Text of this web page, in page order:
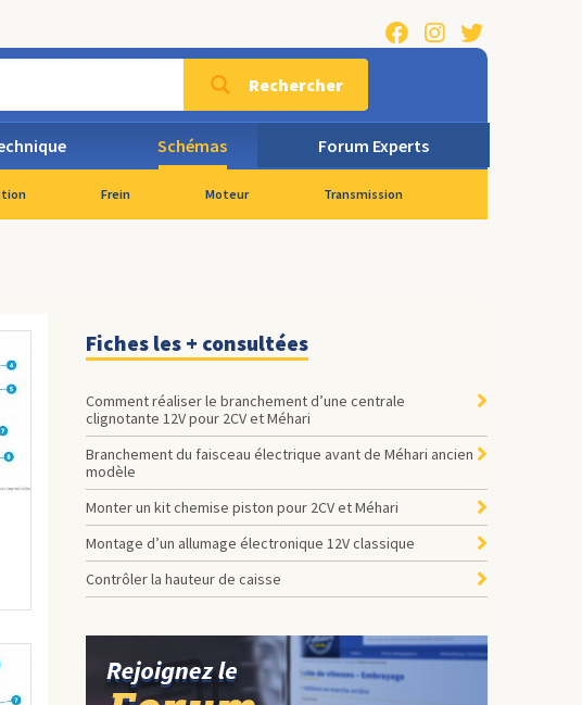
Rechercher
Schémas Forum Experts
Frein Moteur Transmission
Fiches les + consultées
Comment réaliser le branchement d’une centrale
clignotante 12V pour 2CV et Méhari
Branchement du faisceau électrique avant de Méhari ancien
modèle
Monter un kit chemise piston pour 2CV et Méhari
Montage d’un allumage électronique 12V classique
Contrôler la hauteur de caisse